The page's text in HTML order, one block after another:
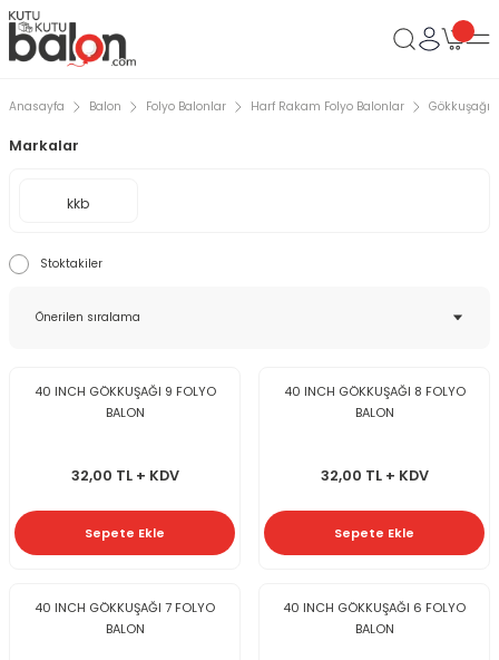
Anasayfa Balon Folyo Balonlar Harf Rakam Folyo Balonlar Gökkuşağı
Markalar
kkb
Stoktakiler
40 INCH GÖKKUŞAĞI 9 FOLYO
BALON
32,00 TL + KDV
Sepete Ekle
40 INCH GÖKKUŞAĞI 8 FOLYO
BALON
32,00 TL + KDV
Sepete Ekle
40 INCH GÖKKUŞAĞI 7 FOLYO
BALON
40 INCH GÖKKUŞAĞI 6 FOLYO
BALON